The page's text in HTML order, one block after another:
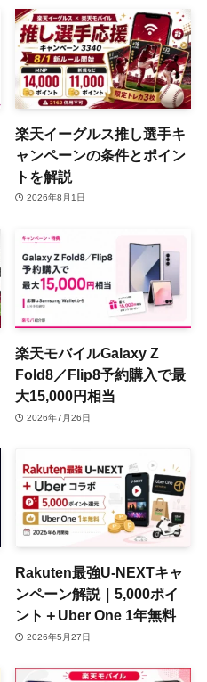
楽天イーグルス推し選手キ
ャンペーンの条件とポイン
トを解説
2026年8月1日
楽天モバイルGalaxy Z
Fold8／Flip8予約購入で最
大15,000円相当
2026年7月26日
Rakuten最強U-NEXTキャ
ンペーン解説｜5,000ポイ
ント＋Uber One 1年無料
2026年5月27日